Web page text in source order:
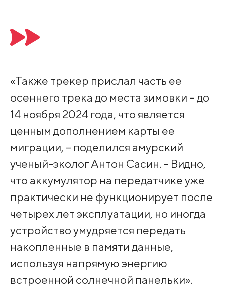
«Также трекер прислал часть ее
осеннего трека до места зимовки – до
14 ноября 2024 года, что является
ценным дополнением карты ее
миграции, – поделился амурский
ученый-эколог Антон Сасин. – Видно,
что аккумулятор на передатчике уже
практически не функционирует после
четырех лет эксплуатации, но иногда
устройство умудряется передать
накопленные в памяти данные,
используя напрямую энергию
встроенной солнечной панельки».